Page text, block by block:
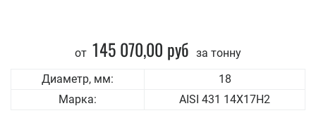
от 145 070,00 руб за тонну
Диаметр, мм:
18
Марка:
AISI 431 14Х17Н2